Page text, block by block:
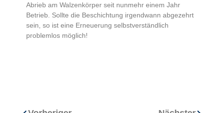
Abrieb am Walzenkörper seit nunmehr einem Jahr
Betrieb. Sollte die Beschichtung irgendwann abgezehrt
sein, so ist eine Erneuerung selbstverständlich
problemlos möglich!